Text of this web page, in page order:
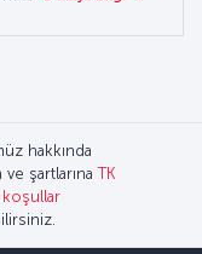
hakkında
ve şartlarınaTK
koşullar